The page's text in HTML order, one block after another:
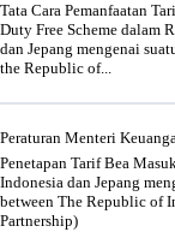
Tata Cara Pemanfaatan
Duty Free Scheme dalam
dan Jepang mengenai
the Republic of...
Peraturan Menteri
Penetapan Tarif Bea
Indonesia dan Jepang
between The Republic of
Partnership)